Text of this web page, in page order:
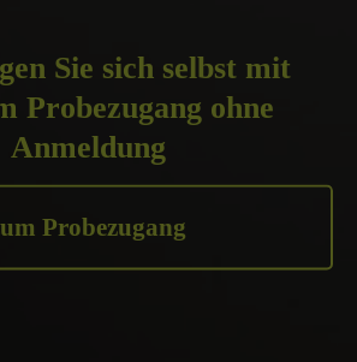
Sie sich selbst mit
Probezugang ohne
Anmeldung
Probezugang